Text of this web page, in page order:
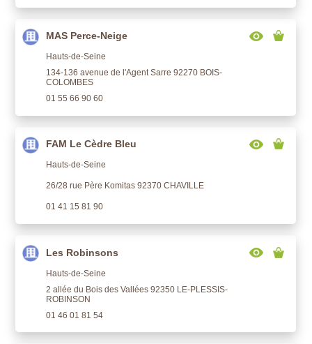
MAS Perce-Neige
Hauts-de-Seine
134-136 avenue de l'Agent Sarre 92270 BOIS-
COLOMBES
01 55 66 90 60
FAM Le Cèdre Bleu
Hauts-de-Seine
26/28 rue Père Komitas 92370 CHAVILLE
01 41 15 81 90
Les Robinsons
Hauts-de-Seine
2 allée du Bois des Vallées 92350 LE-PLESSIS-
ROBINSON
01 46 01 81 54